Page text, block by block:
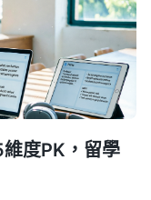
度PK，留學